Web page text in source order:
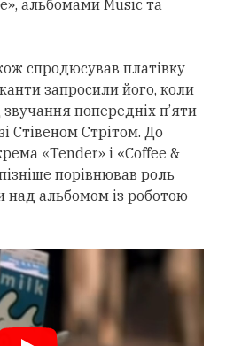
альбомами Music та
спродюсував платівку
запросили його, коли
попередніх п’яти
Стівеном Стрітом. До
«Tender» і «Coffee &
порівнював роль
над альбомом із роботою